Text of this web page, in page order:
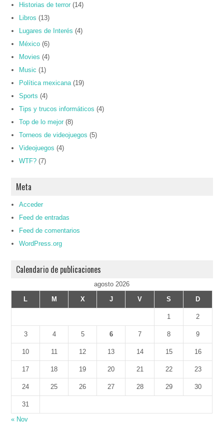
Historias de terror (14)
Libros (13)
Lugares de Interés (4)
México (6)
Movies (4)
Music (1)
Política mexicana (19)
Sports (4)
Tips y trucos informáticos (4)
Top de lo mejor (8)
Torneos de videojuegos (5)
Videojuegos (4)
WTF? (7)
Meta
Acceder
Feed de entradas
Feed de comentarios
WordPress.org
Calendario de publicaciones
agosto 2026
L
M X J V S D
1 2
3 4 5 6 7 8 9
10 11 12 13 14 15 16
17 18 19 20 21 22 23
24 25 26 27 28 29 30
31
« Nov